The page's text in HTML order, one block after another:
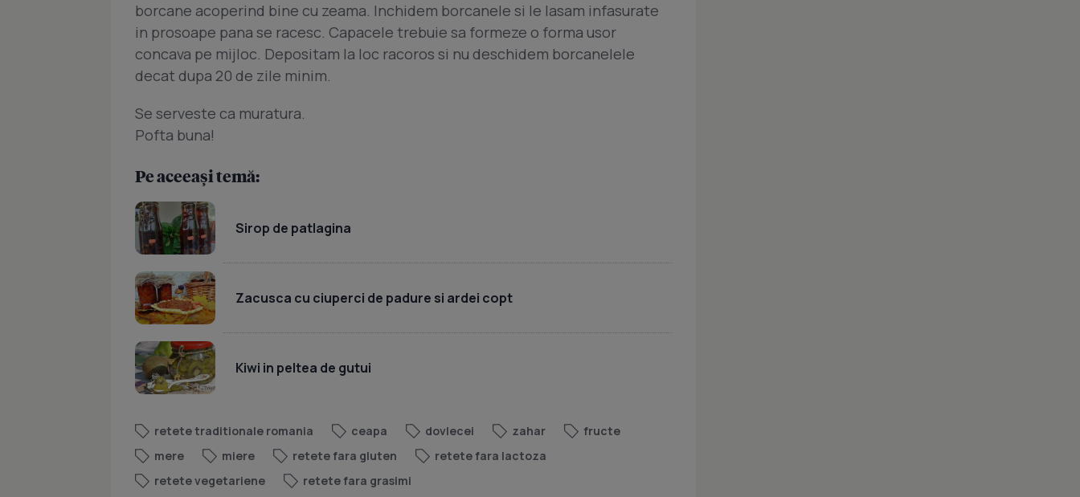
borcane acoperind bine cu zeama. Inchidem borcanele si le lasam infasurate
in prosoape pana se racesc. Capacele trebuie sa formeze o forma usor
concava pe mijloc. Depositam la loc racoros si nu deschidem borcanelele
decat dupa 20 de zile minim.
Se serveste ca muratura.
Pofta buna!
Pe aceeași temă:
Sirop de patlagina
Zacusca cu ciuperci de padure si ardei copt
Kiwi in peltea de gutui
retete traditionale romania ceapa dovlecei zahar
fructe
mere
miere retete fara gluten
retete fara lactoza
retete vegetariene
retete fara grasimi